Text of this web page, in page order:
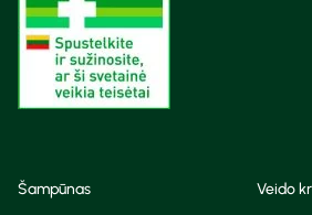
Šampūnas
Veido